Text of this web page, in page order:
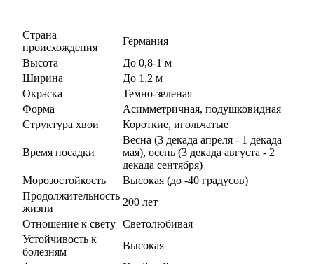
Страна
происхождения
Германия
Высота
До 0,8-1 м
Ширина
До 1,2 м
Окраска
Темно-зеленая
Форма
Асимметричная, подушковидная
Структура хвои
Короткие, игольчатые
Время посадки
Весна (3 декада апреля - 1 декада
мая), осень (3 декада августа - 2
декада сентября)
Морозостойкость
Высокая (до -40 градусов)
Продолжительность
жизни
200 лет
Отношение к свету Светолюбивая
Устойчивость к
болезням
Высокая